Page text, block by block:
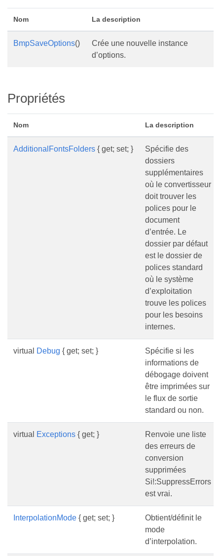
Nom La description
BmpSaveOptions()
Crée une nouvelle instance
d’options.
Propriétés
Nom La description
AdditionalFontsFolders { get; set; }
Spécifie des
dossiers
supplémentaires
où le convertisseur
doit trouver les
polices pour le
document
d’entrée. Le
dossier par défaut
est le dossier de
polices standard
où le système
d’exploitation
trouve les polices
pour les besoins
internes.
virtual Debug { get; set; }
Spécifie si les
informations de
débogage doivent
être imprimées sur
le flux de sortie
standard ou non.
virtual Exceptions { get; }
Renvoie une liste
des erreurs de
conversion
supprimées
Si!:SuppressErrors
est vrai.
InterpolationMode { get; set; }
Obtient/définit le
mode
d’interpolation.